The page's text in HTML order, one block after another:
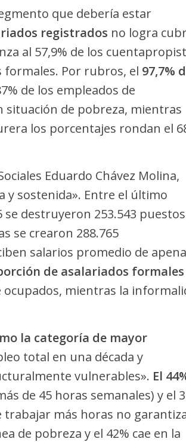
que debería estar
registrados no logra
al 57,9% de los
formales. Por rubros, el 97,7%
de los empleados de
situación de pobreza, mientras
los porcentajes rondan el
Eduardo Chávez Molina,
y sostenida». Entre el último
destruyeron 253.543
se crearon 288.765
salarios promedio de
de asalariados formales
ocupados, mientras la
la categoría de mayor
total en una década y
vulnerables». El
de 45 horas semanales) y el
trabajar más horas no
de pobreza y el 42% cae en la